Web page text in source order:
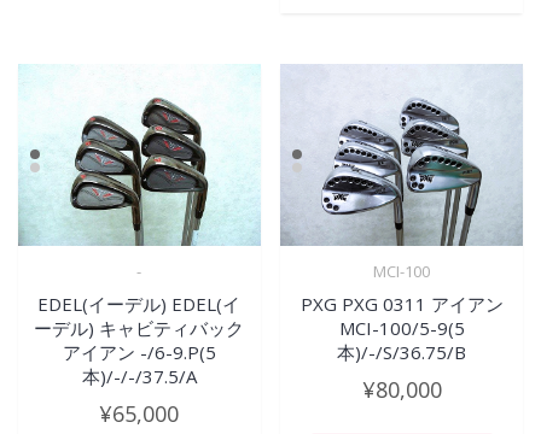
-
EDEL(イーデル) EDEL(イ
ーデル) キャビティバック
アイアン -/6-9.P(5
本)/-/-/37.5/A
¥65,000
MCI-100
PXG PXG 0311 アイアン
MCI-100/5-9(5
本)/-/S/36.75/B
¥80,000